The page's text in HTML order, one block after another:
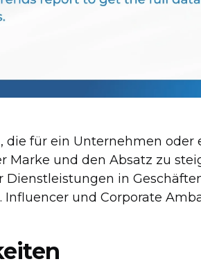
die für ein Unternehmen oder
und den Absatz zu
in
und Corporate